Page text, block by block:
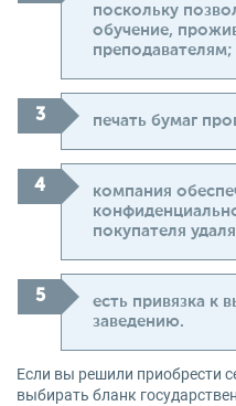
поскольку
обучение,
преподавателям;
печать бумаг
компания
покупателя
есть привязка к
заведению.
Если вы решили приобрести
выбирать бланк